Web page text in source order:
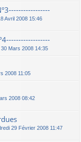
Avril 2008 15:46
30 Mars 2008 14:35
2008 11:05
2008 08:42
29 Février 2008 11:47